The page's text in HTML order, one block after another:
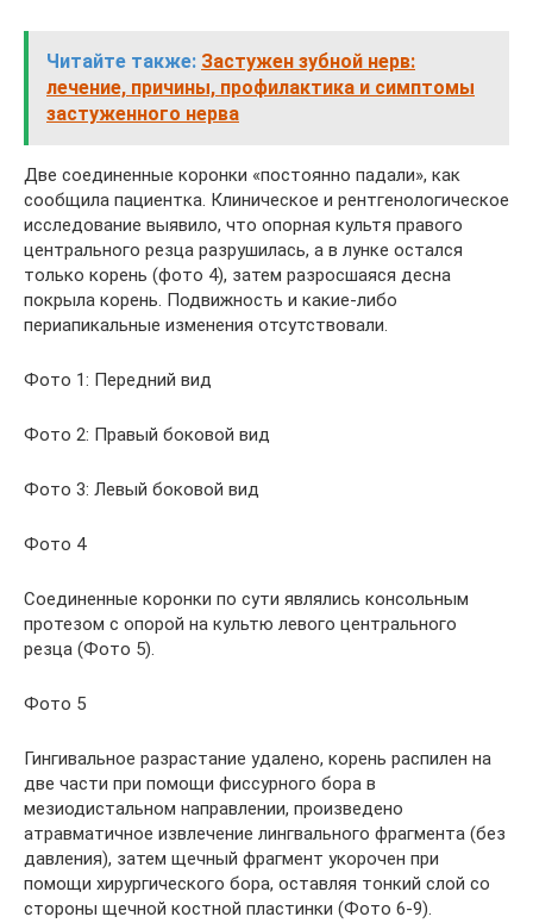
Читайте также: Застужен зубной нерв:
лечение, причины, профилактика и симптомы
застуженного нерва
Две соединенные коронки «постоянно падали», как
сообщила пациентка. Клиническое и рентгенологическое
исследование выявило, что опорная культя правого
центрального резца разрушилась, а в лунке остался
только корень (фото 4), затем разросшаяся десна
покрыла корень. Подвижность и какие-либо
периапикальные изменения отсутствовали.
Фото 1: Передний вид
Фото 2: Правый боковой вид
Фото 3: Левый боковой вид
Фото 4
Соединенные коронки по сути являлись консольным
протезом с опорой на культю левого центрального
резца (Фото 5).
Фото 5
Гингивальное разрастание удалено, корень распилен на
две части при помощи фиссурного бора в
мезиодистальном направлении, произведено
атравматичное извлечение лингвального фрагмента (без
давления), затем щечный фрагмент укорочен при
помощи хирургического бора, оставляя тонкий слой со
стороны щечной костной пластинки (Фото 6-9).